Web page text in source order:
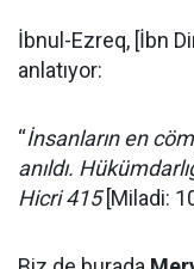
İbnul-Ezreq, [İbn
anlatıyor:
“İnsanların en
anıldı.
Hicri 415[Miladi: